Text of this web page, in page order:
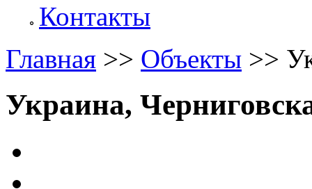
Контакты
Главная >> Объекты >>
Украина,